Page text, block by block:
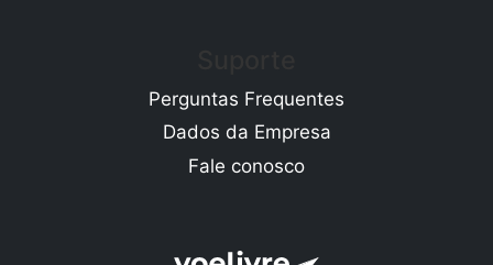
Perguntas Frequentes
Dados da Empresa
Fale conosco